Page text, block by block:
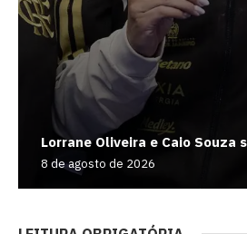
Lorrane Oliveira e Caio Souza
8 de agosto de 2026